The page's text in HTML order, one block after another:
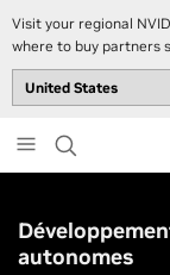
Visit your regional
where to buy partners
to
main
autonomes